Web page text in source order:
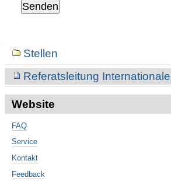
Navigation
Stellen
Referatsleitung
Website
FAQ
Service
Kontakt
Feedback